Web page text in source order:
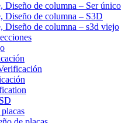
Diseño de columna – Ser único
Diseño de columna – S3D
Diseño de columna – s3d viejo